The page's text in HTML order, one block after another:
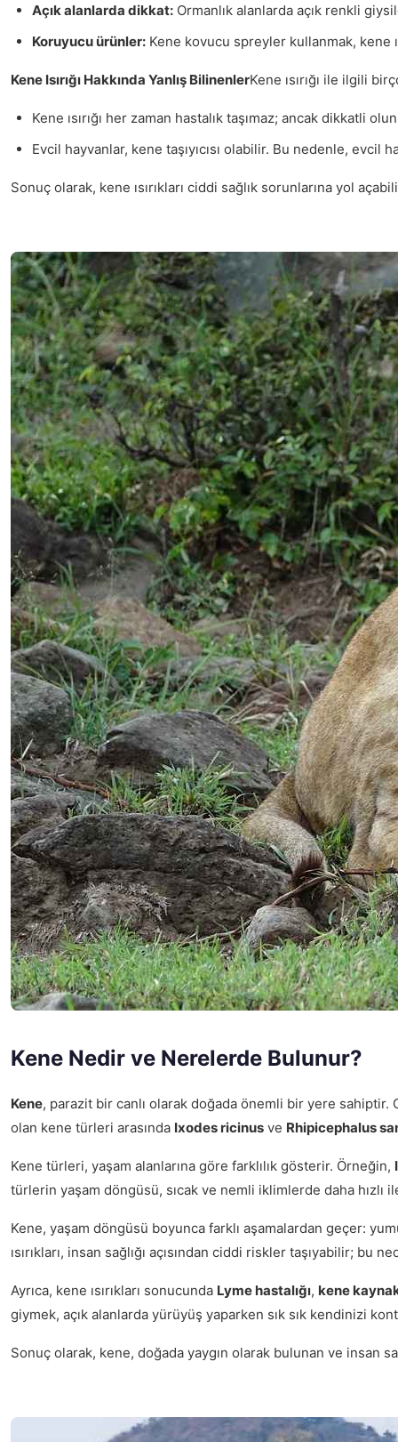
Açık alanlarda dikkat: Ormanlık alanlarda açık renkli
Koruyucu ürünler: Kene kovucu spreyler kullanmak, kene
Kene Isırığı Hakkında Yanlış BilinenlerKene ısırığı ile ilgili
Kene ısırığı her zaman hastalık taşımaz; ancak dikkatli
Evcil hayvanlar, kene taşıyıcısı olabilir. Bu nedenle, evcil
Sonuç olarak, kene ısırıkları ciddi sağlık sorunlarına yol
Kene Nedir ve Nerelerde Bulunur?
Kene, parazit bir canlı olarak doğada önemli bir yere sahiptir.
olan kene türleri arasında Ixodes ricinus ve Rhipicephalus
Kene türleri, yaşam alanlarına göre farklılık gösterir. Örneğin,
türlerin yaşam döngüsü, sıcak ve nemli iklimlerde daha hızlı
Kene, yaşam döngüsü boyunca farklı aşamalardan geçer:
ısırıkları, insan sağlığı açısından ciddi riskler taşıyabilir;
Ayrıca, kene ısırıkları sonucunda Lyme hastalığı, kene
giymek, açık alanlarda yürüyüş yaparken sık sık kendinizi
Sonuç olarak, kene, doğada yaygın olarak bulunan ve insan